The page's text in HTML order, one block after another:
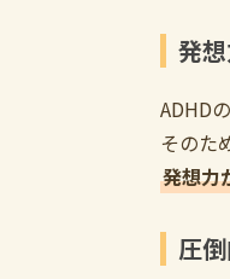
発
ADHD
そのた
発想力
圧